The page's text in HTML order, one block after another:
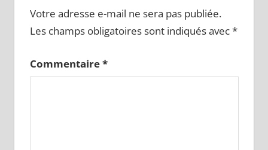
Votre adresse e-mail ne sera pas publiée.
Les champs obligatoires sont indiqués avec*
Commentaire*